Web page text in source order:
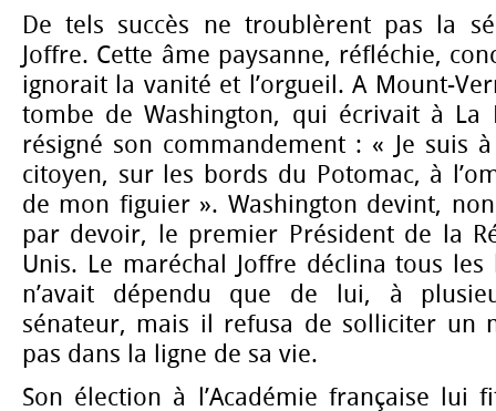
De tels succès ne troublèrent pas la
Joffre. Cette âme paysanne, réfléchie,
ignorait la vanité et l’orgueil. A Mount-
tombe de Washington, qui écrivait à La
résigné son commandement : « Je suis
citoyen, sur les bords du Potomac, à
de mon figuier ». Washington devint,
par devoir, le premier Président de la
Unis. Le maréchal Joffre déclina tous
n’avait dépendu que de lui, à
sénateur, mais il refusa de solliciter un
pas dans la ligne de sa vie.
Son élection à l’Académie française lui